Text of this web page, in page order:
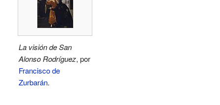
La visión de San
Alonso Rodríguez, por
Francisco de
Zurbarán.